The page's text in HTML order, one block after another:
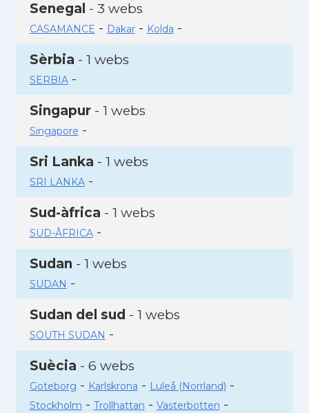
Senegal - 3 webs
CASAMANCE - Dakar- Kolda -
Sèrbia - 1 webs
SERBIA-
Singapur- 1 webs
Singapore -
Sri Lanka - 1 webs
SRI LANKA-
Sud-àfrica - 1 webs
SUD-ÂFRICA-
Sudan - 1 webs
SUDAN -
Sudan del sud - 1 webs
SOUTH SUDAN -
Suècia - 6 webs
Goteborg - Karlskrona - Luleå (Norrland) -
Stockholm - Trollhattan - Vasterbotten -